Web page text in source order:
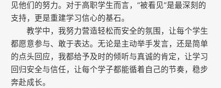
见他们的努力。对于高职学生而言，“被看见”是最深刻的
支持，更是重建学习信心的基石。
教学中，我努力营造轻松而安全的氛围，让每个学生
都愿意参与、敢于表达。无论是主动举手发言，还是简单
的点头回应，我都给予及时的倾听与真诚的肯定，让学习
回归安全与信任，让每个学子都能循着自己的节奏，稳步
奔赴成长。